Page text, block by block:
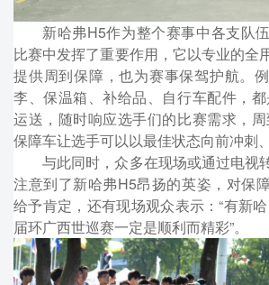
新哈弗H5作为整个赛事中各支队
比赛中发挥了重要作用，它以专业的全
提供周到保障，也为赛事保驾护航。
李、保温箱、补给品、自行车配件，
运送，随时响应选手们的比赛需求，
保障车让选手可以以最佳状态向前冲刺
与此同时，众多在现场或通过电视
注意到了新哈弗H5昂扬的英姿，对保
给予肯定，还有现场观众表示：“有新
届环广西世巡赛一定是顺利而精彩”。